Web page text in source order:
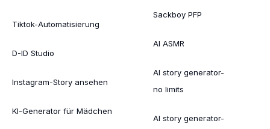
Tiktok-Automatisierung
D-ID Studio
Instagram-Story ansehen
KI-Generator für Mädchen
Sackboy PFP
AI ASMR
AI story generator-
no limits
AI story generator-